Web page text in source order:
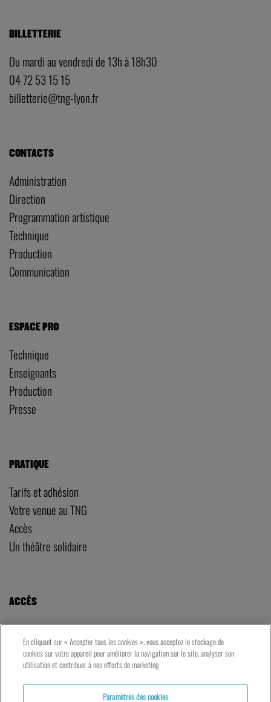
BILLETTERIE
Du mardi au vendredi de 13h à 18h30
04 72 53 15 15
billetterie@tng-lyon.fr
CONTACTS
Administration
Direction
Programmation artistique
Technique
Production
Communication
ESPACE PRO
Technique
Enseignants
Production
Presse
PRATIQUE
Tarifs et adhésion
Votre venue au TNG
Accès
Un théâtre solidaire
ACCÈS
LE TNG – VAISE
23 rue de Bourgogne – Lyon 9ème
LES ATELIERS – PRESQU’ÎLE
En cliquant sur « Accepter tous les cookies », vous acceptez le stockage de
cookies sur votre appareil pour améliorer la navigation sur le site, analyser son
utilisation et contribuer à nos efforts de marketing.
Paramètres des cookies